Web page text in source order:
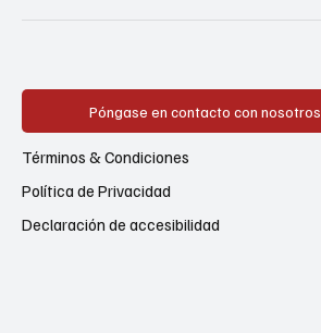
Póngase en contacto con nosotros
Política de Privacidad
Términos & Condiciones
Declaración de accesibilidad